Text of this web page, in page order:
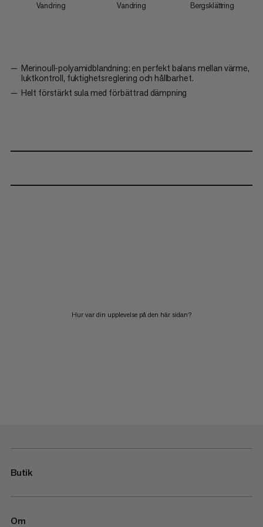
Vandring Vandring Bergsklättring
Merinoull-polyamidblandning: en perfekt balans mellan värme,
luktkontroll, fuktighetsreglering och hållbarhet.
Helt förstärkt sula med förbättrad dämpning
Hur var din upplevelse på den här sidan?
Butik
Om